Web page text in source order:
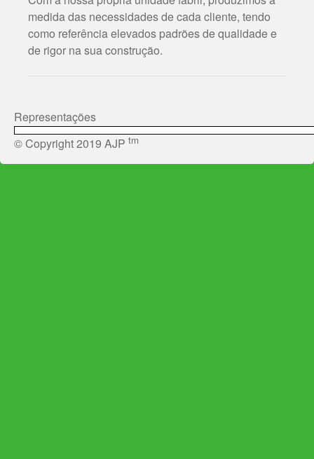
medida das necessidades de cada cliente, tendo
como referência elevados padrões de qualidade e
de rigor na sua construção.
Representações
© Copyright 2019 AJP tm